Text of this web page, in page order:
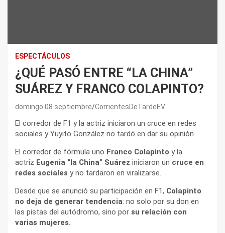
ESPECTÁCULOS
¿QUÉ PASÓ ENTRE “LA CHINA”
SUÁREZ Y FRANCO COLAPINTO?
domingo 08 septiembre CorrientesDeTardeEV
El corredor de F1 y la actriz iniciaron un cruce en redes
sociales y Yuyito González no tardó en dar su opinión.
El corredor de fórmula uno Franco Colapinto y la
actriz Eugenia “la China” Suárez iniciaron un cruce en
redes sociales y no tardaron en viralizarse.
Desde que se anunció su participación en F1, Colapinto
no deja de generar tendencia: no solo por su don en
las pistas del autódromo, sino por su relación con
varias mujeres.